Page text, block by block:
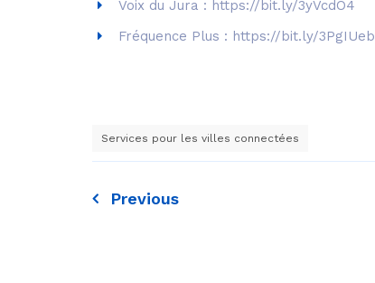
Voix du Jura : https://bit.ly/3yVcdO4
Fréquence Plus : https://bit.ly/3PgIUeb
Services pour les villes connectées
Navigation
Previous